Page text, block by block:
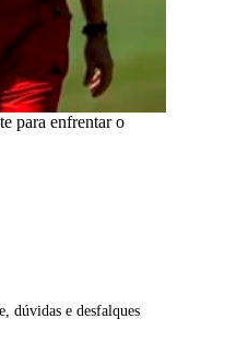
para enfrentar o
dúvidas e desfalques